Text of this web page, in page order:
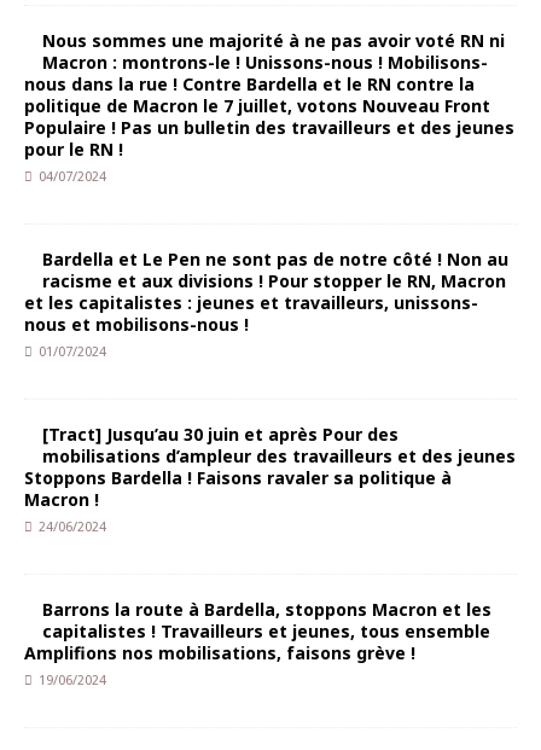
Nous sommes une majorité à ne pas avoir voté RN ni
Macron : montrons-le ! Unissons-nous ! Mobilisons-
nous dans la rue ! Contre Bardella et le RN contre la
politique de Macron le 7 juillet, votons Nouveau Front
Populaire ! Pas un bulletin des travailleurs et des jeunes
pour le RN !
04/07/2024
Bardella et Le Pen ne sont pas de notre côté ! Non au
racisme et aux divisions ! Pour stopper le RN, Macron
et les capitalistes : jeunes et travailleurs, unissons-
nous et mobilisons-nous !
01/07/2024
[Tract] Jusqu’au 30 juin et après Pour des
mobilisations d’ampleur des travailleurs et des jeunes
Stoppons Bardella ! Faisons ravaler sa politique à
Macron !
24/06/2024
Barrons la route à Bardella, stoppons Macron et les
capitalistes ! Travailleurs et jeunes, tous ensemble
Amplifions nos mobilisations, faisons grève !
19/06/2024